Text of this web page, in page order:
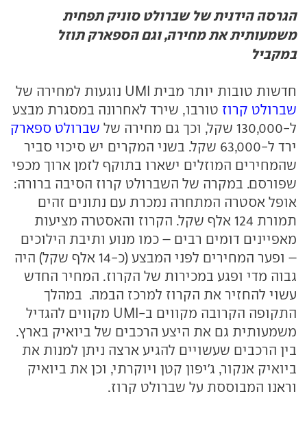
הגרסה הידנית של שברולט סוניק תפחית
משמעותית את מחירה, וגם הספארק תוזל
במקביל
חדשות טובות יותר מבית UMI נוגעות למחירה של
שברולט קרוז טורבו, שירד לאחרונה במסגרת מבצע
ל-130,000 שקל, וכך גם מחירה של
שברולט ספארק
ירד ל-63,000 שקל. בשני המקרים יש סיכוי סביר
שהמחירים המוזלים ישארו בתוקף לזמן ארוך מכפי
שפורסם. במקרה של השברולט קרוז הסיבה ברורה:
אופל אסטרה המתחרה נמכרת עם נתונים זהים
תמורת 124 אלף שקל. הקרוז והאסטרה מציעות
מאפיינים דומים רבים – כמו מנוע ותיבת הילוכים
– ופער המחירים לפני המבצע (כ-14 אלף שקל) היה
גבוה מדי ופגע במכירות של הקרוז. המחיר החדש
עשוי להחזיר את הקרוז למרכז הבמה. במהלך
התקופה הקרובה מקווים ב-UMI מקווים להגדיל
משמעותית גם את היצע הרכבים של ביואיק בארץ.
בין הרכבים שעשויים להגיע ארצה ניתן למנות את
ביואיק אנקור, ג'יפון קטן ויוקרתי, וכן את ביואיק
וראנו המבוססת על שברולט קרוז.